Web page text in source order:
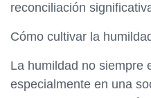
reconciliación
Cómo cultivar la
La humildad no siempre
especialmente en una